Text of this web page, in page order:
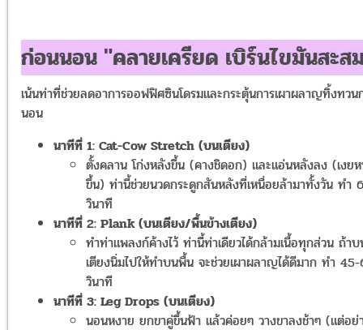
ก่อนนอน "คลายเครียด เบิร์นไขมันสะ
เน้นท่าที่ช่วยลดอาการออฟฟิศซินโดรมและกระตุ้นการเผาผลาญทิ้งทว
นอน
นาทีที่ 1: Cat-Cow Stretch (บนเตียง)
ตั้งคลาน โก่งหลังขึ้น (คางชิดอก) และแอ่นหลังลง (เงย
ขึ้น) ท่านี้ช่วยนวดกระดูกสันหลังที่เหนื่อยล้ามาทั้งวัน ทำ
วินาที
นาทีที่ 2: Plank (บนเตียง/พื้นข้างเตียง)
ทำท่าแพลงก์ค้างไว้ ท่านี้ท่าเดียวได้กล้ามเนื้อทุกส่วน ถ้า
เตียงนิ่มไปให้ทำบนพื้น จะช่วยเผาผลาญได้ดีมาก ทำ
วินาที
นาทีที่ 3: Leg Drops (บนเตียง)
นอนหงาย ยกขาคู่ขึ้นฟ้า แล้วค่อยๆ วางขาลงช้าๆ (แต่อย่